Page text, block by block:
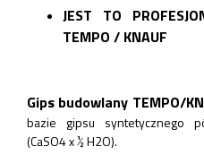
JEST TO
TEMPO / KNAUF
Gips budowlany TEMPO/
bazie gipsu syntetycznego
(CaSO4 x ½ H2O).